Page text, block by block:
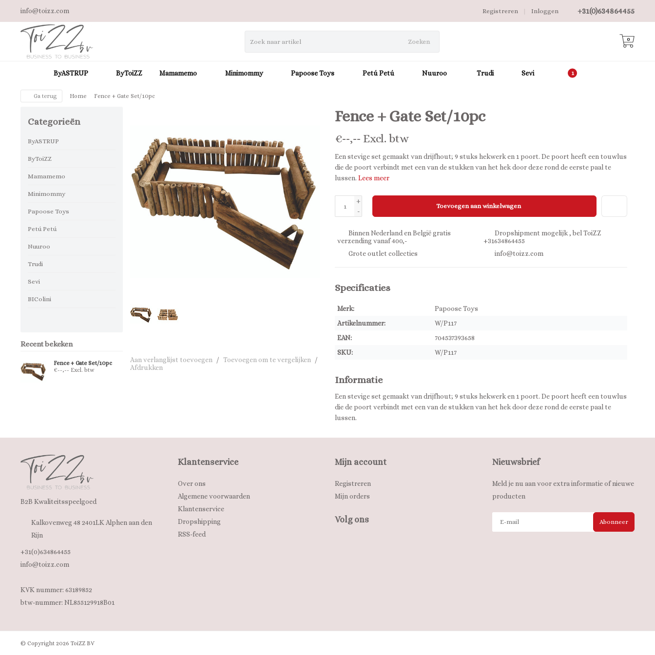
info@toizz.com +31(0)634864455
Inloggen
|
Registreren
Zoeken 0
ByASTRUP ByToiZZ Mamamemo Minimommy Papoose Toys Petú Petú Nuuroo Trudi Sevi
Ga terug Home Fence + Gate Set/10pc
Categorieën
ByASTRUP
ByToiZZ
Mamamemo
Minimommy
Papoose Toys
Petú Petú
Nuuroo
Trudi
Sevi
BIColini
Recent bekeken
Fence + Gate Set/10pc
€--,-- Excl. btw
Aan verlanglijst toevoegen / Toevoegen om te vergelijken
/
Afdrukken
Fence + Gate Set/10pc
€--,-- Excl. btw
Een stevige set gemaakt van drijfhout; 9 stuks hekwerk en 1 poort. De poort heeft een touwlus
die de poort verbindt met een van de stukken van het hek door deze rond de eerste paal te
lussen. Lees meer
+
-
Toevoegen aan winkelwagen
Binnen Nederland en België gratis
verzending vanaf 400,-
Dropshipment mogelijk , bel ToiZZ
+31634864455
Grote outlet collecties
info@toizz.com
Specificaties
Merk:
Papoose Toys
Artikelnummer:
W/P117
EAN:
704537393658
SKU:
W/P117
Informatie
Een stevige set gemaakt van drijfhout; 9 stuks hekwerk en 1 poort. De poort heeft een touwlus
die de poort verbindt met een van de stukken van het hek door deze rond de eerste paal te
lussen.
B2B Kwaliteitsspeelgoed
Kalkovenweg 48 2401LK Alphen aan den
Rijn
+31(0)634864455
info@toizz.com
KVK nummer: 63189852
btw-nummer: NL855129918B01
Klantenservice
Over ons
Algemene voorwaarden
Klantenservice
Dropshipping
RSS-feed
Mijn account
Registreren
Mijn orders
Volg ons
Nieuwsbrief
Meld je nu aan voor extra informatie of nieuwe
producten
Abonneer
© Copyright 2026 ToiZZ BV